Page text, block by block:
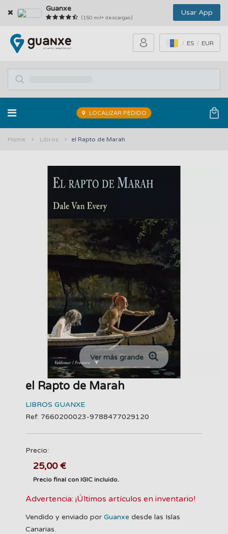
Guanxe
(150 mil+ descargas)
Usar App
ES EUR
LOCALIZAR PEDIDO
Home Libros el Rapto de Marah
Ver más grande
el Rapto de Marah
LIBROS GUANXE
Ref: 7660200023-9788477029120
Precio:
25,00 €
Precio final con IGIC incluido.
Advertencia: ¡Últimos artículos en inventario!
Vendido y enviado por Guanxe desde las Islas
Canarias.